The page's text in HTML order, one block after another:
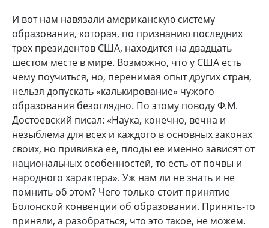
И вот нам навязали американскую систему
образования, которая, по признанию последних
трех президентов США, находится на двадцать
шестом месте в мире. Возможно, что у США есть
чему поучиться, но, перенимая опыт других стран,
нельзя допускать «калькирование» чужого
образования безоглядно. По этому поводу Ф.М.
Достоевский писал: «Наука, конечно, вечна и
незыблема для всех и каждого в основных законах
своих, но прививка ее, плоды ее именно зависят от
национальных особенностей, то есть от почвы и
народного характера». Уж нам ли не знать и не
помнить об этом? Чего только стоит принятие
Болонской конвенции об образовании. Принять-то
приняли, а разобраться, что это такое, не можем.